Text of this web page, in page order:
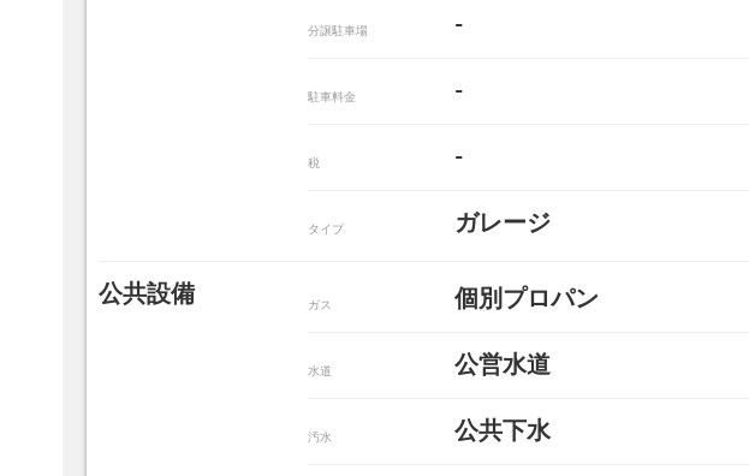
分譲駐車場 -
駐車料金 -
税 -
タイプ ガレージ
公共設備 ガス 個別プロパン
水道 公営水道
汚水 公共下水